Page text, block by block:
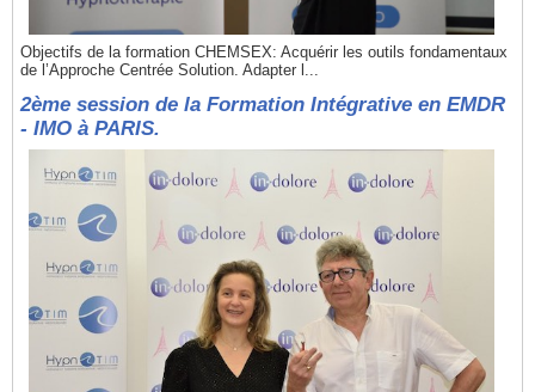
Objectifs de la formation CHEMSEX: Acquérir les outils fondamentaux
de l’Approche Centrée Solution. Adapter l...
2ème session de la Formation Intégrative en EMDR
- IMO à PARIS.